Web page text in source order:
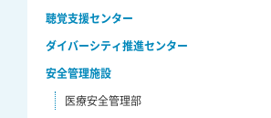
聴覚支援センター
ダイバーシティ推進センター
安全管理施設
医療安全管理部